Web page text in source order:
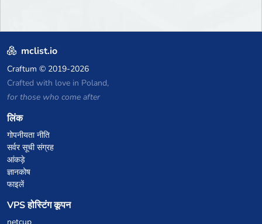
mclist.io
Craftum © 2019-2026
Crafted with love in Poland,
for those who come after
लिंक
गोपनीयता नीति
सर्वर सूची संग्रह
आंकड़े
ज्ञानकोष
फाइलें
VPS होस्टिंग कूपन